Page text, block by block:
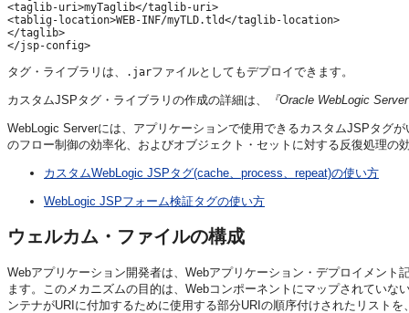
<taglib-uri>myTaglib</taglib-uri>
<tablig-location>WEB-INF/myTLD.tld</taglib-location>
</taglib>
タグ・ライブラリは、 .jarファイルとしてもデプロイできます。
カスタムJSPタグ・ライブラリの作成の詳細は、 『Oracle WebLogic
WebLogic Serverには、アプリケーションで使用できるカスタムJSPタグ
のフロー制御の効率化、およびオブジェクト・セットに対する反復処理の
カスタムWebLogic JSPタグ(cache、process、repeat)の使い方
WebLogic JSPフォーム検証タグの使い方
ウェルカム・ファイルの構成
Webアプリケーション開発者は、Webアプリケーション・デプロイメン
ます。このメカニズムの目的は、Webコンポーネントにマップされてい
ンテナがURIに付加するために使用する部分URIの順序付けされたリスト